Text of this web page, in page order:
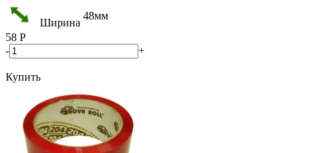
Ширина
48мм
58 Р
-
+
Купить